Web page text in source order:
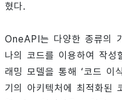
혔다.
OneAPI는 다양한 종류의
나의 코드를 이용하여 작
래밍 모델을 통해 ‘코드 이
기의 아키텍처에 최적화된